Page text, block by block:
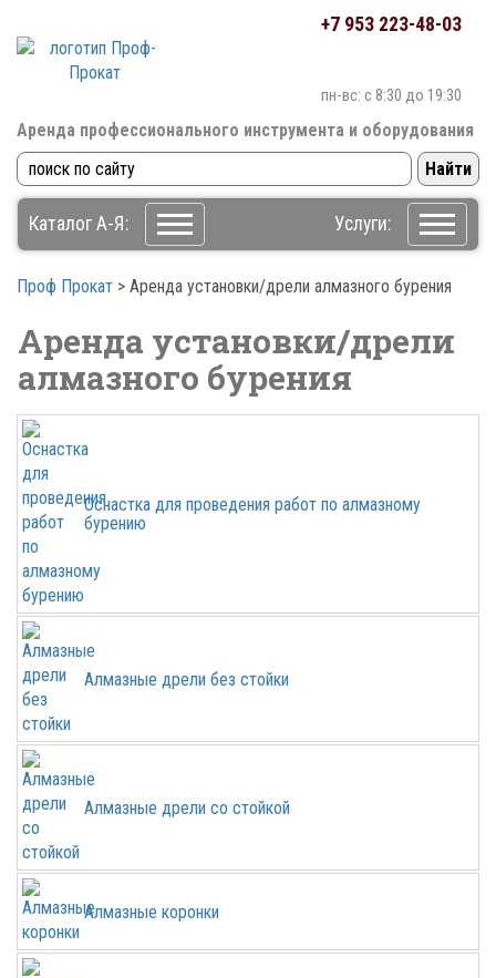
Аренда профессионального инструмента и оборудования
+7 953 223-48-03
пн-вс: c 8:30 до 19:30
Каталог А-Я: Услуги:
Проф Прокат > Аренда установки/дрели алмазного бурения
Аренда установки/дрели
алмазного бурения
Оснастка для проведения работ по алмазному
бурению
Алмазные дрели без стойки
Алмазные дрели со стойкой
Алмазные коронки